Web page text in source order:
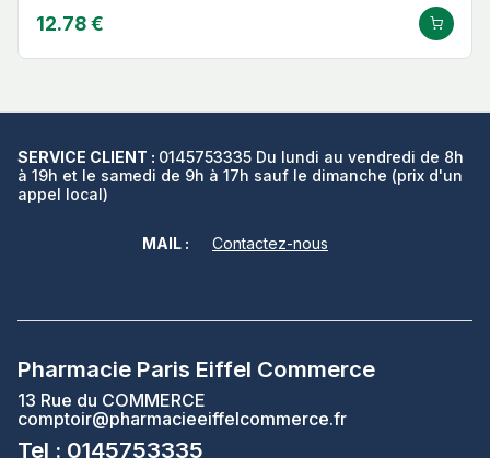
12.78 €
SERVICE CLIENT : 0145753335 Du lundi au vendredi de 8h
à 19h et le samedi de 9h à 17h sauf le dimanche (prix d'un
appel local)
MAIL : Contactez-nous
Pharmacie Paris Eiffel Commerce
13 Rue du COMMERCE
comptoir@pharmacieeiffelcommerce.fr
Tel : 0145753335